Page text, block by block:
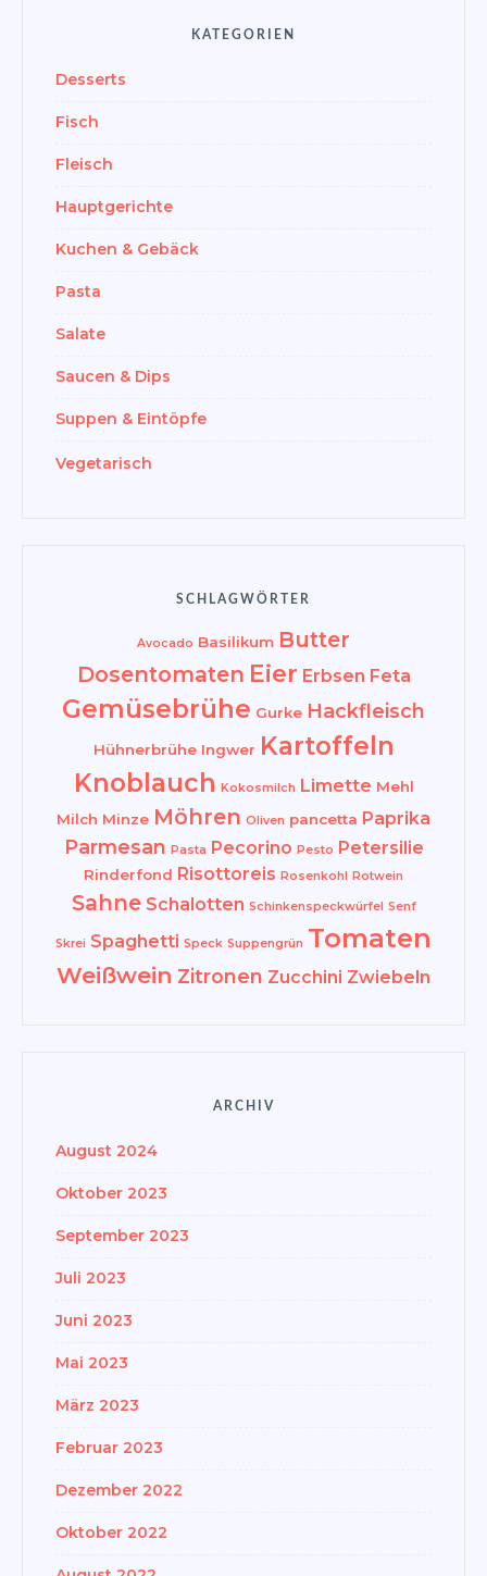
KATEGORIEN
Desserts
Fisch
Fleisch
Hauptgerichte
Kuchen & Gebäck
Pasta
Salate
Saucen & Dips
Suppen & Eintöpfe
Vegetarisch
SCHLAGWÖRTER
Avocado Basilikum Butter
Dosentomaten Eier Erbsen Feta
Gemüsebrühe Gurke Hackfleisch
Hühnerbrühe Ingwer Kartoffeln
Knoblauch Kokosmilch Limette Mehl
Milch Minze Möhren Oliven pancetta Paprika
Parmesan Pasta Pecorino Pesto Petersilie
Rinderfond Risottoreis Rosenkohl Rotwein
Sahne Schalotten Schinkenspeckwürfel Senf
Skrei Spaghetti Speck Suppengrün Tomaten
Weißwein Zitronen Zucchini Zwiebeln
ARCHIV
August 2024
Oktober 2023
September 2023
Juli 2023
Juni 2023
Mai 2023
März 2023
Februar 2023
Dezember 2022
Oktober 2022